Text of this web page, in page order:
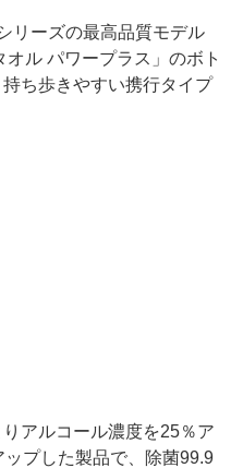
リーズの最高品質モデル
オル パワープラス」のボト
ち歩きやすい携行タイプ
アルコール濃度を25％ア
プした製品で、除菌99.9